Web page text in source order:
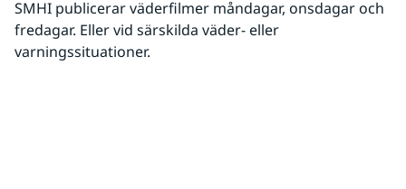
SMHI publicerar väderfilmer måndagar, onsdagar och
fredagar. Eller vid särskilda väder- eller
varningssituationer.